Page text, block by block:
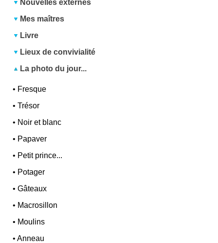
Nouvelles externes
Mes maîtres
Livre
Lieux de convivialité
La photo du jour...
• Fresque
•Trésor
• Noir et blanc
• Papaver
• Petit prince...
• Potager
•Gâteaux
• Macrosillon
• Moulins
•Anneau